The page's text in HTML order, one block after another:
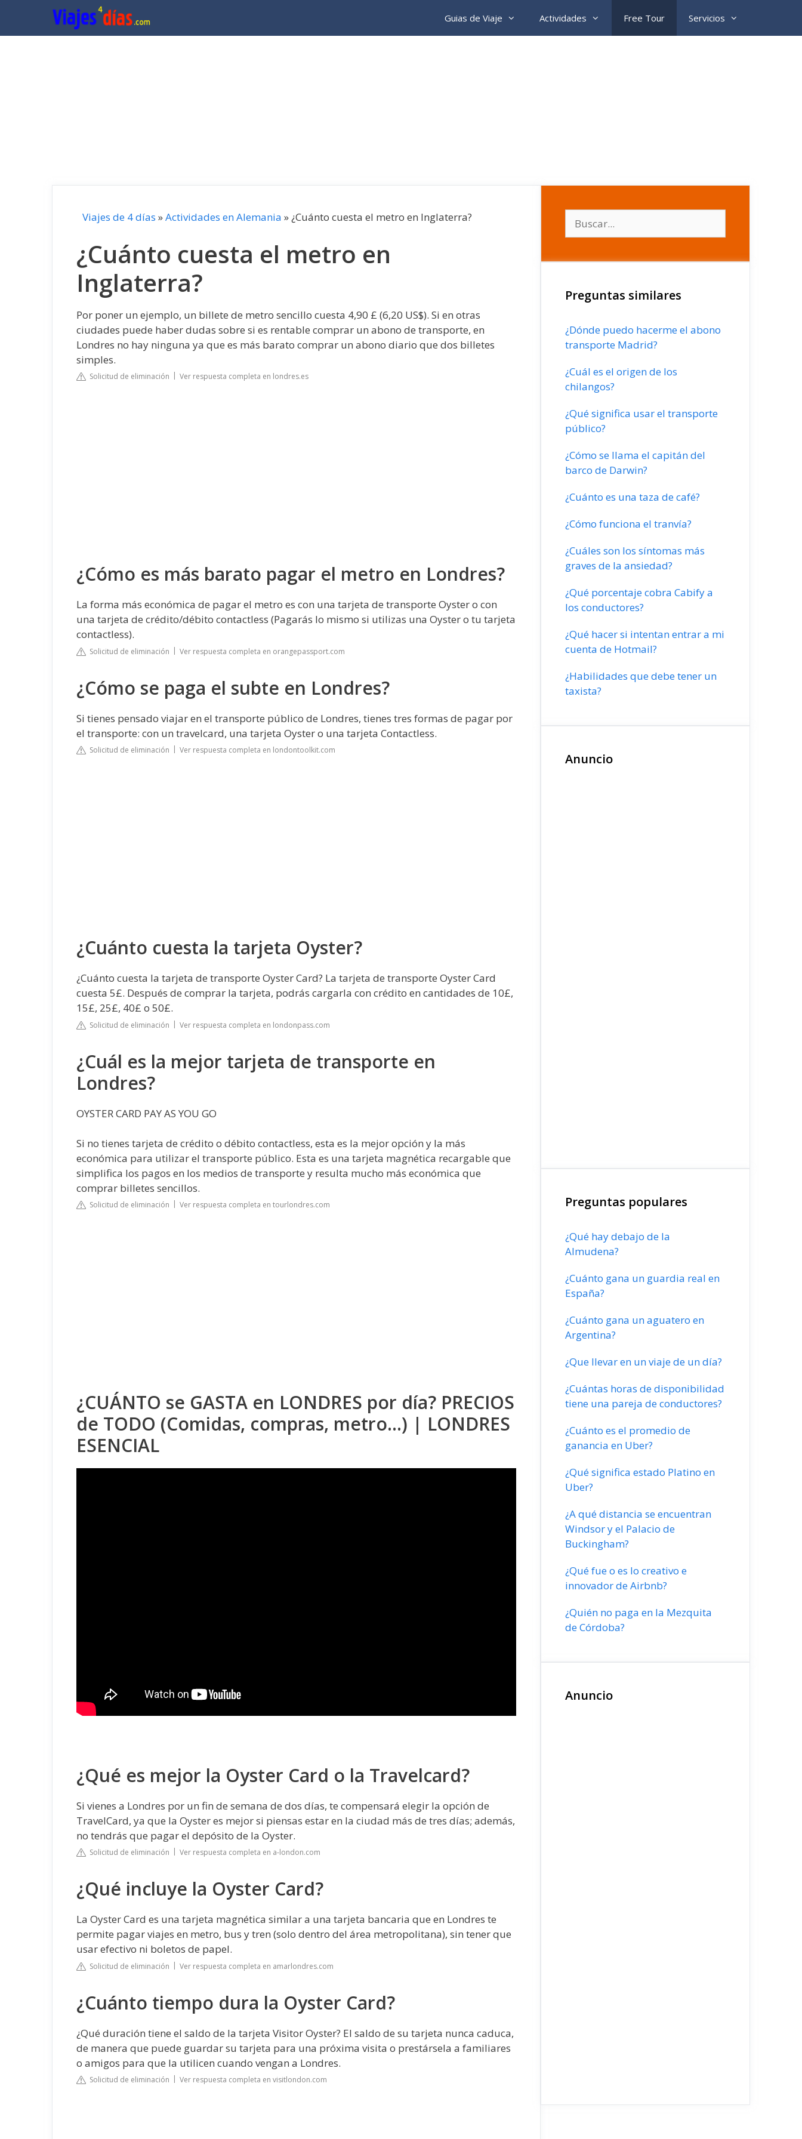
contenido
Guias de Viaje Actividades Free Tour Servicios
Viajes de 4 días »Actividades en Alemania »¿Cuánto cuesta el metro en Inglaterra?
¿Cuánto cuesta el metro en
Inglaterra?
Por poner un ejemplo, un billete de metro sencillo cuesta 4,90 £ (6,20 US$). Si en otras
ciudades puede haber dudas sobre si es rentable comprar un abono de transporte, en
Londres no hay ninguna ya que es más barato comprar un abono diario que dos billetes
simples.
Solicitud de eliminación Ver respuesta completa en londres.es
¿Cómo es más barato pagar el metro en Londres?
La forma más económica de pagar el metro es con una tarjeta de transporte Oyster o con
una tarjeta de crédito/débito contactless (Pagarás lo mismo si utilizas una Oyster o tu tarjeta
contactless).
Solicitud de eliminación Ver respuesta completa en orangepassport.com
¿Cómo se paga el subte en Londres?
Si tienes pensado viajar en el transporte público de Londres, tienes tres formas de pagar por
el transporte: con un travelcard, una tarjeta Oyster o una tarjeta Contactless.
Solicitud de eliminación Ver respuesta completa en londontoolkit.com
¿Cuánto cuesta la tarjeta Oyster?
¿Cuánto cuesta la tarjeta de transporte Oyster Card? La tarjeta de transporte Oyster Card
cuesta 5£. Después de comprar la tarjeta, podrás cargarla con crédito en cantidades de 10£,
15£, 25£, 40£ o 50£.
Solicitud de eliminación Ver respuesta completa en londonpass.com
¿Cuál es la mejor tarjeta de transporte en
Londres?
OYSTER CARD PAY AS YOU GO
Si no tienes tarjeta de crédito o débito contactless, esta es la mejor opción y la más
económica para utilizar el transporte público. Esta es una tarjeta magnética recargable que
simplifica los pagos en los medios de transporte y resulta mucho más económica que
comprar billetes sencillos.
Solicitud de eliminación Ver respuesta completa en tourlondres.com
¿CUÁNTO se GASTA en LONDRES por día? PRECIOS
de TODO (Comidas, compras, metro...) | LONDRES
ESENCIAL
¿Qué es mejor la Oyster Card o la Travelcard?
Si vienes a Londres por un fin de semana de dos días, te compensará elegir la opción de
TravelCard, ya que la Oyster es mejor si piensas estar en la ciudad más de tres días; además,
no tendrás que pagar el depósito de la Oyster.
Solicitud de eliminación Ver respuesta completa en a-london.com
¿Qué incluye la Oyster Card?
La Oyster Card es una tarjeta magnética similar a una tarjeta bancaria que en Londres te
permite pagar viajes en metro, bus y tren (solo dentro del área metropolitana), sin tener que
usar efectivo ni boletos de papel.
Solicitud de eliminación Ver respuesta completa en amarlondres.com
¿Cuánto tiempo dura la Oyster Card?
¿Qué duración tiene el saldo de la tarjeta Visitor Oyster? El saldo de su tarjeta nunca caduca,
de manera que puede guardar su tarjeta para una próxima visita o prestársela a familiares
o amigos para que la utilicen cuando vengan a Londres.
Solicitud de eliminación Ver respuesta completa en visitlondon.com
Preguntas similares
¿Dónde puedo hacerme el abono
transporte Madrid?
¿Cuál es el origen de los
chilangos?
¿Qué significa usar el transporte
público?
¿Cómo se llama el capitán del
barco de Darwin?
¿Cuánto es una taza de café?
¿Cómo funciona el tranvía?
¿Cuáles son los síntomas más
graves de la ansiedad?
¿Qué porcentaje cobra Cabify a
los conductores?
¿Qué hacer si intentan entrar a mi
cuenta de Hotmail?
¿Habilidades que debe tener un
taxista?
Anuncio
Preguntas populares
¿Qué hay debajo de la
Almudena?
¿Cuánto gana un guardia real en
España?
¿Cuánto gana un aguatero en
Argentina?
¿Que llevar en un viaje de un día?
¿Cuántas horas de disponibilidad
tiene una pareja de conductores?
¿Cuánto es el promedio de
ganancia en Uber?
¿Qué significa estado Platino en
Uber?
¿A qué distancia se encuentran
Windsor y el Palacio de
Buckingham?
¿Qué fue o es lo creativo e
innovador de Airbnb?
¿Quién no paga en la Mezquita
de Córdoba?
Anuncio